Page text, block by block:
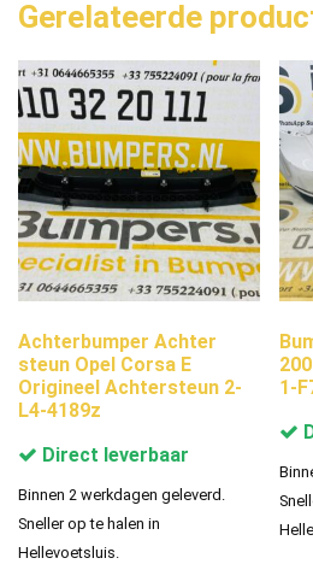
Gerelateerde
Achterbumper Achter
steun Opel Corsa E
Origineel Achtersteun 2-
L4-4189z
Direct leverbaar
Binnen 2 werkdagen geleverd.
Sneller op te halen in
Hellevoetsluis.
1-